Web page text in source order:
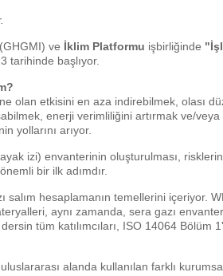
(GHGMI) ve İklim Platformu işbirliğinde
tarihinde başlıyor.
olan etkisini en aza indirebilmek, olası
enerji verimliliğini artırmak ve/
yollarını arıyor.
izi) envanterinin oluşturulması,
bir ilk adımdır.
salım hesaplamanın temellerini içeriyor.
aynı zamanda, sera gazı
tüm katılımcıları, ISO 14064 Bölüm
alanda kullanılan farklı